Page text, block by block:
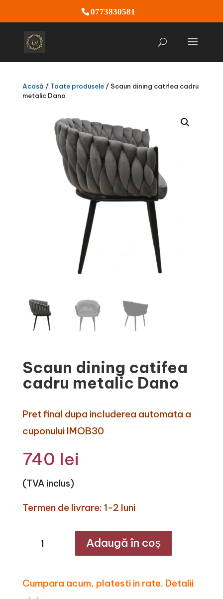
0773830581
Acasă / Toate produsele/ Scaun dining catifea cadru
metalic Dano
Scaun dining catifea
cadru metalic Dano
Pret final dupa includerea automata a
cuponului IMOB30
740 lei
(TVA inclus)
Termen de livrare: 1-2 luni
Scaun
metalic
Dano
Adaugă în coș
Cumpara acum, platesti in rate. Detalii